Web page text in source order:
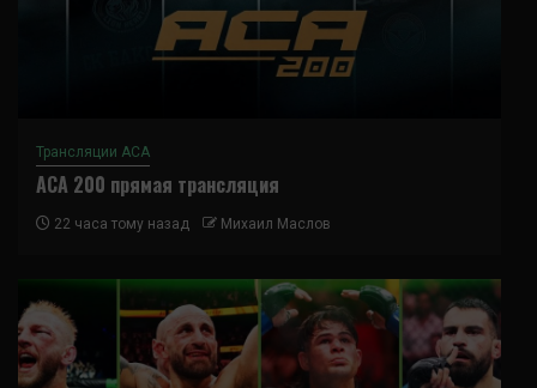
Трансляции ACA
ACA 200 прямая трансляция
22 часа тому назад Михаил Маслов